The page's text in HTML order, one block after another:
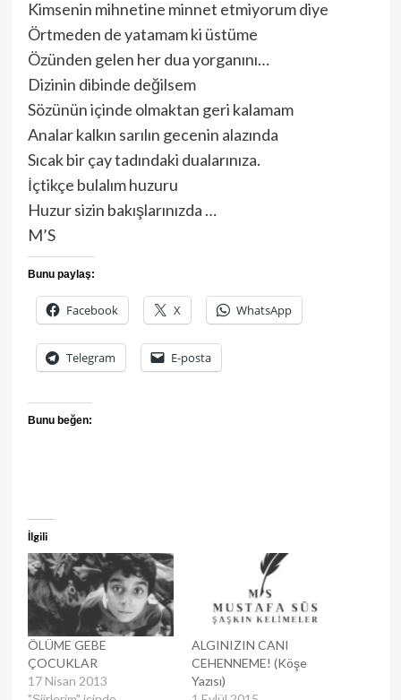
Kimsenin mihnetine minnet etmiyorum diye
Örtmeden de yatamam ki üstüme
Özünden gelen her dua yorganını…
Dizinin dibinde değilsem
Sözünün içinde olmaktan geri kalamam
Analar kalkın sarılın gecenin alazında
Sıcak bir çay tadındaki dualarınıza.
İçtikçe bulalım huzuru
Huzur sizin bakışlarınızda …
M’S
Bunu paylaş:
Facebook X WhatsApp
Telegram E-posta
Bunu beğen:
İlgili
ÖLÜME GEBE
ÇOCUKLAR
17 Nisan 2013
ALGINIZIN CANI
CEHENNEME! (Köşe
Yazısı)